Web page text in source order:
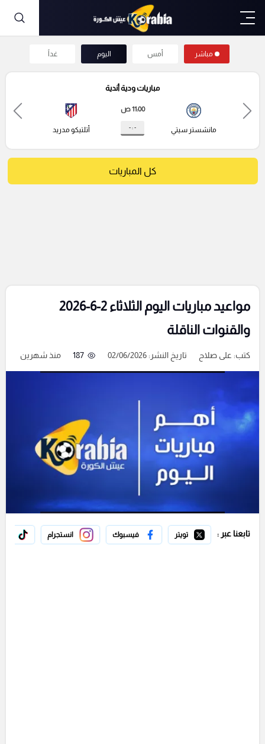
مباشر أمس اليوم غداً
مباريات ودية أندية
مانشستر سيتي
11:00 ص
- : - أتلتيكو مدريد
كل المباريات
مواعيد مباريات اليوم الثلاثاء 2-6-2026
والقنوات الناقلة
كتب: على صلاح تاريخ النشر: 02/06/2026 187 منذ شهرين
تابعنا عبر : تويتر فيسبوك انستجرام